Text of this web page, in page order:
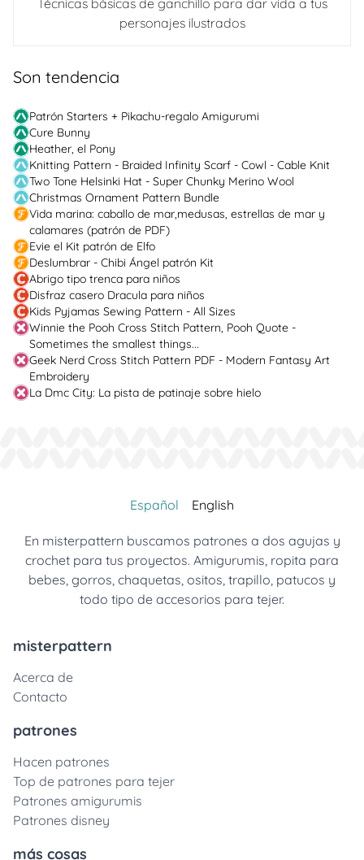
Técnicas básicas de ganchillo para dar vida a tus
personajes ilustrados
Son tendencia
Patrón Starters + Pikachu-regalo Amigurumi
Cure Bunny
Heather, el Pony
Knitting Pattern - Braided Infinity Scarf - Cowl - Cable Knit
Two Tone Helsinki Hat - Super Chunky Merino Wool
Christmas Ornament Pattern Bundle
Vida marina: caballo de mar,medusas, estrellas de mar y
calamares (patrón de PDF)
Evie el Kit patrón de Elfo
Deslumbrar - Chibi Ángel patrón Kit
Abrigo tipo trenca para niños
Disfraz casero Dracula para niños
Kids Pyjamas Sewing Pattern - All Sizes
Winnie the Pooh Cross Stitch Pattern, Pooh Quote -
Sometimes the smallest things...
Geek Nerd Cross Stitch Pattern PDF - Modern Fantasy Art
Embroidery
La Dmc City: La pista de patinaje sobre hielo
Español English
En misterpattern buscamos patrones a dos agujas y
crochet para tus proyectos. Amigurumis, ropita para
bebes, gorros, chaquetas, ositos, trapillo, patucos y
todo tipo de accesorios para tejer.
misterpattern
Acerca de
Contacto
patrones
Hacen patrones
Top de patrones para tejer
Patrones amigurumis
Patrones disney
más cosas